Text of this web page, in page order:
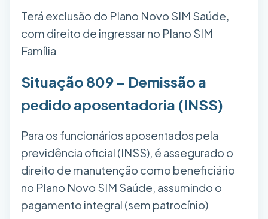
Terá exclusão do Plano Novo SIM Saúde,
com direito de ingressar no Plano SIM
Família
Situação 809 – Demissão a
pedido aposentadoria (INSS)
Para os funcionários aposentados pela
previdência oficial (INSS), é assegurado o
direito de manutenção como beneficiário
no Plano Novo SIM Saúde, assumindo o
pagamento integral (sem patrocínio)